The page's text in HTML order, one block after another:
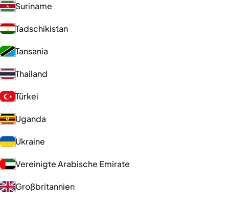
Suriname
Tadschikistan
Tansania
Thailand
Türkei
Uganda
Ukraine
Vereinigte Arabische Emirate
Großbritannien